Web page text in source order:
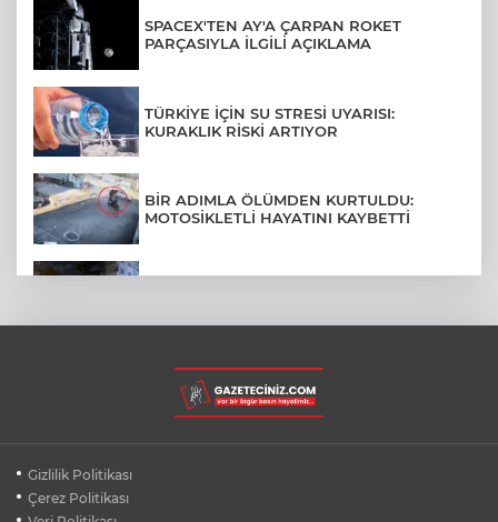
SPACEX'TEN AY'A ÇARPAN ROKET
PARÇASIYLA İLGİLİ AÇIKLAMA
TÜRKİYE İÇİN SU STRESİ UYARISI:
KURAKLIK RİSKİ ARTIYOR
BİR ADIMLA ÖLÜMDEN KURTULDU:
MOTOSİKLETLİ HAYATINI KAYBETTİ
BURSA ŞEHİR HASTANESİ OTOPARKI
AĞUSTOS AYINDA HİZMETE AÇILIYOR
Gizlilik Politikası
Çerez Politikası